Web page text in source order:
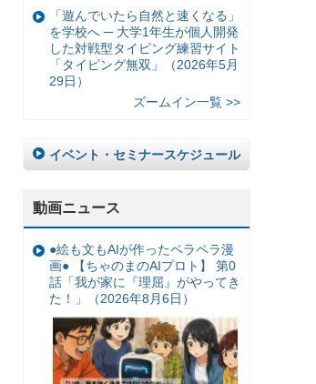
「遊んでいたら自然と速くなる」
を学校へ ─ 大学1年生が個人開発
した対戦型タイピング練習サイト
「タイピング無双」（2026年5月
29日）
ズームイン一覧 >>
イベント・セミナースケジュール
動画ニュース
●絵も文もAIが作ったペラペラ漫
画● 【ちゃのまのAIプロト】 第0
話「我が家に『理屈』がやってき
た！」（2026年8月6日）